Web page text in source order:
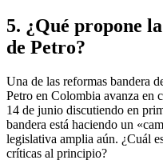
5. ¿Qué propone
de Petro?
Una de las reformas bandera
Petro en Colombia avanza en
14 de junio discutiendo en
bandera está haciendo un
legislativa amplia aún. ¿Cuál
críticas al principio?